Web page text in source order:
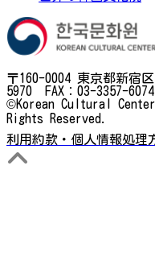
〒160-0004 東京都新宿
5970 FAX：03-3357-
©Korean Cultural
Rights Reserved.
利用約款・個人情報処理